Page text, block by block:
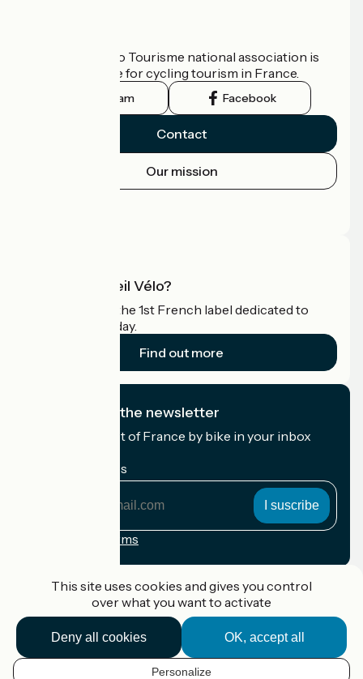
The France Vélo Tourisme national association is
the official guide for cycling tourism in France.
Instagram Facebook
Contact
Our mission
What is Accueil Vélo?
Accueil Vélo is the 1st French label dedicated to
cyclists on holiday.
Find out more
I subscribe to the newsletter
Receive the best of France by bike in your inbox
My email address
Registration terms
Accueil Vélo Pro
Contact
This site uses cookies and gives you control
over what you want to activate
OK, accept all
Deny all cookies
Personalize